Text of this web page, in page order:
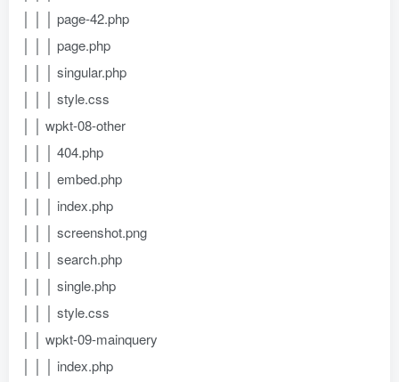
│ │ │ page-42.php
│ │ │ page.php
│ │ │ singular.php
│ │ │ style.css
│ │ wpkt-08-other
│ │ │ 404.php
│ │ │ embed.php
│ │ │ index.php
│ │ │ screenshot.png
│ │ │ search.php
│ │ │ single.php
│ │ │ style.css
│ │ wpkt-09-mainquery
│ │ │ index.php